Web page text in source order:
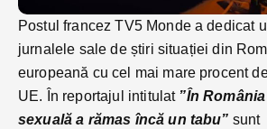
Postul francez TV5 Monde a dedicat
jurnalele sale de știri situației din
europeană cu cel mai mare procent
UE. În reportajul intitulat ”În
sexuală a rămas încă un tabu” sunt